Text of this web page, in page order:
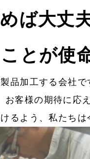
ば大丈夫
とが使
品加工する会社で
客様の期待に応
るよう、私たちは